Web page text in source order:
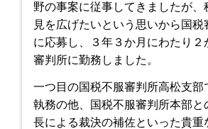
野の事案に従事してきましたが、
見を広げたいという思いから国税
に応募し、３年３か月にわたり２
審判所に勤務しました。
一つ目の国税不服審判所高松支部
執務の他、国税不服審判所本部と
長による裁決の補佐といった貴重